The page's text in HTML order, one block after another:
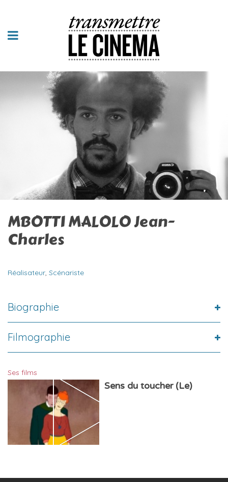
MBOTTI MALOLO Jean-
Charles
Réalisateur, Scénariste
Biographie
Filmographie
Ses films
Sens du toucher (Le)